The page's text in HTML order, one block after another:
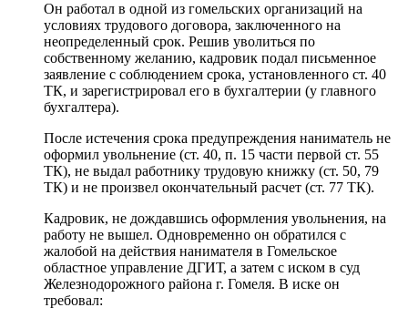
Он работал в одной из гомельских организаций на
условиях трудового договора, заключенного на
неопределенный срок. Решив уволиться по
собственному желанию, кадровик подал письменное
заявление с соблюдением срока, установленного ст. 40
ТК, и зарегистрировал его в бухгалтерии (у главного
бухгалтера).
После истечения срока предупреждения наниматель не
оформил увольнение (ст. 40, п. 15 части первой ст. 55
ТК), не выдал работнику трудовую книжку (ст. 50, 79
ТК) и не произвел окончательный расчет (ст. 77 ТК).
Кадровик, не дождавшись оформления увольнения, на
работу не вышел. Одновременно он обратился с
жалобой на действия нанимателя в Гомельское
областное управление ДГИТ, а затем с иском в суд
Железнодорожного района г. Гомеля. В иске он
требовал: